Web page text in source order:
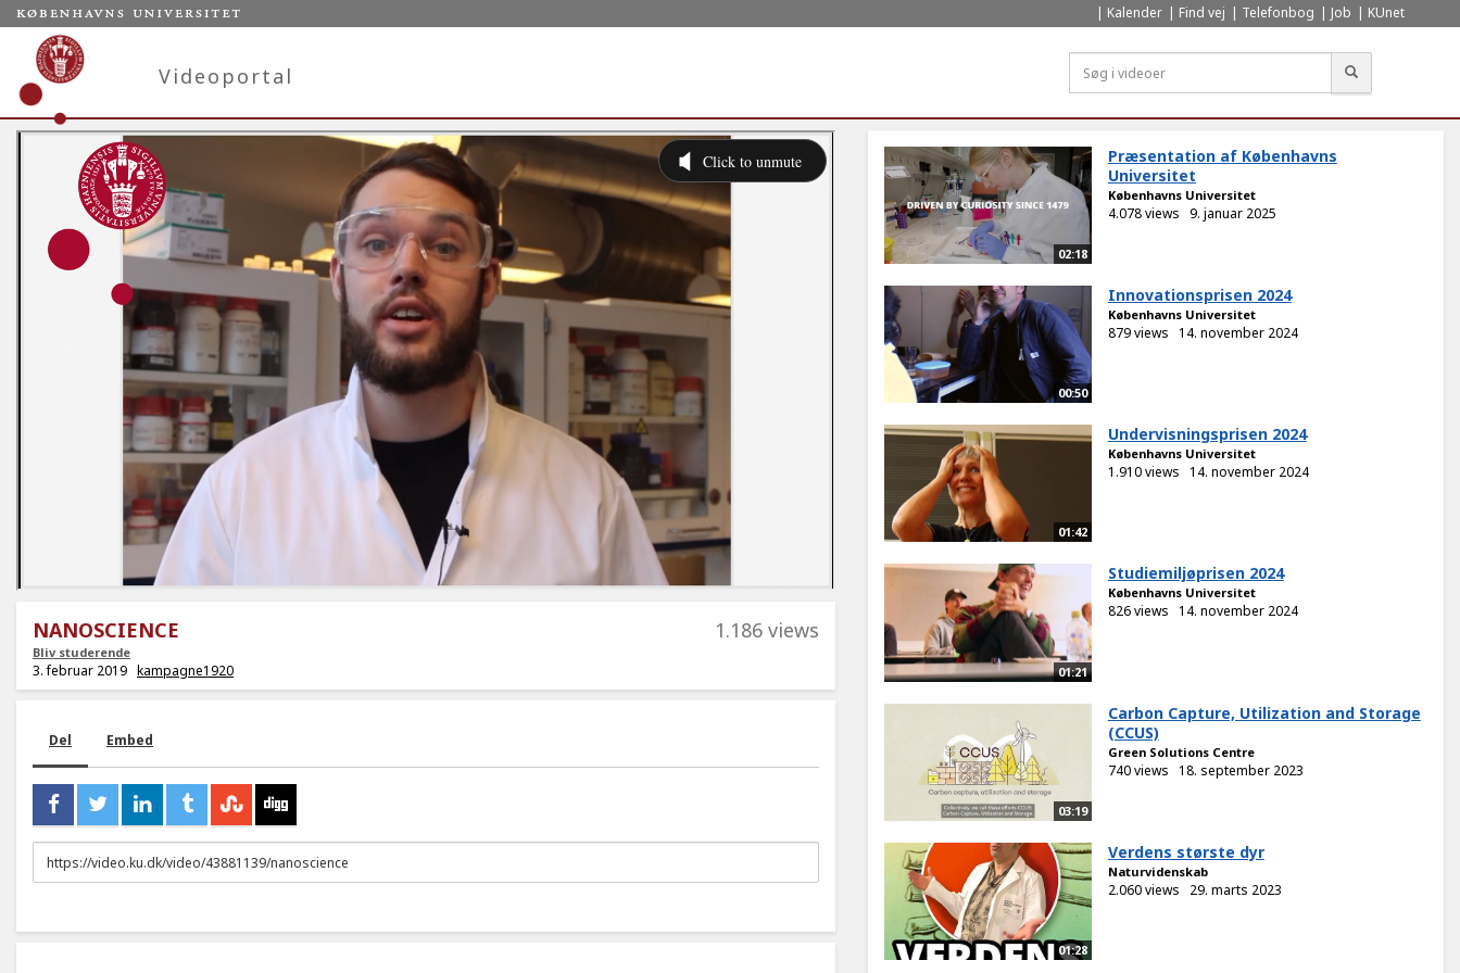
Kalender Find vej Telefonbog Job KUnet
Videoportal
NANOSCIENCE
Bliv studerende
1.186 views
3. februar 2019 kampagne1920
Del Embed
URL
to
02:18
Præsentation af Københavns
Universitet
Københavns Universitet
4.078 views 9. januar 2025
00:50
Innovationsprisen 2024
Københavns Universitet
879 views 14. november 2024
01:42
Undervisningsprisen 2024
Københavns Universitet
1.910 views 14. november 2024
01:21
Studiemiljøprisen 2024
Københavns Universitet
826 views 14. november 2024
03:19
Carbon Capture, Utilization and Storage
(CCUS)
Green Solutions Centre
740 views 18. september 2023
01:28
Verdens største dyr
Naturvidenskab
2.060 views 29. marts 2023